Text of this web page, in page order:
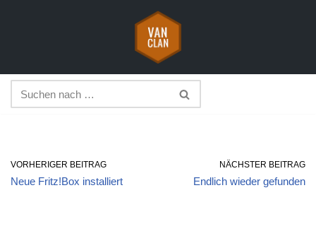
springen
VORHERIGER BEITRAG
Neue Fritz!Box installiert
NÄCHSTER BEITRAG
Endlich wieder gefunden